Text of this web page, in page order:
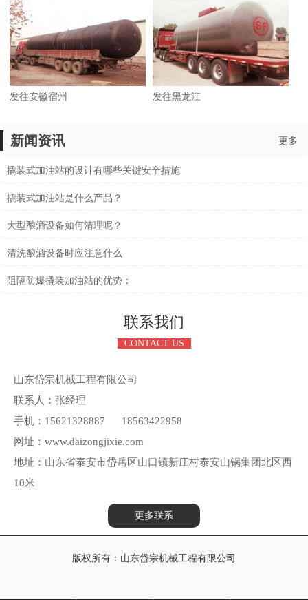
发往安徽宿州 发往黑龙江
新闻资讯 更多
撬装式加油站的设计有哪些关键安全措施
撬装式加油站是什么产品？
大型酿酒设备如何清理呢？
清洗酿酒设备时应注意什么
阻隔防爆撬装加油站的优势：
联系我们
CONTACT US
山东岱宗机械工程有限公司
联系人：张经理
手机：15621328887 18563422958
网址：www.daizongjixie.com
地址：山东省泰安市岱岳区山口镇新庄村泰安山锅集团北区西
10米
更多联系
版权所有：山东岱宗机械工程有限公司